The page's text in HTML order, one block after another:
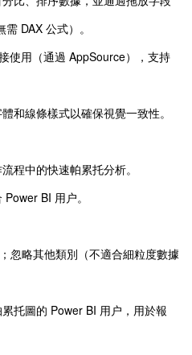
DAX 公式）。
使用（通過 AppSource），支持
和線條樣式以確保視覺一致性。
程中的快速帕累托分析。
BI 用户。
忽略其他類別（不適合細粒度數據
托圖的 Power BI 用户，用於報